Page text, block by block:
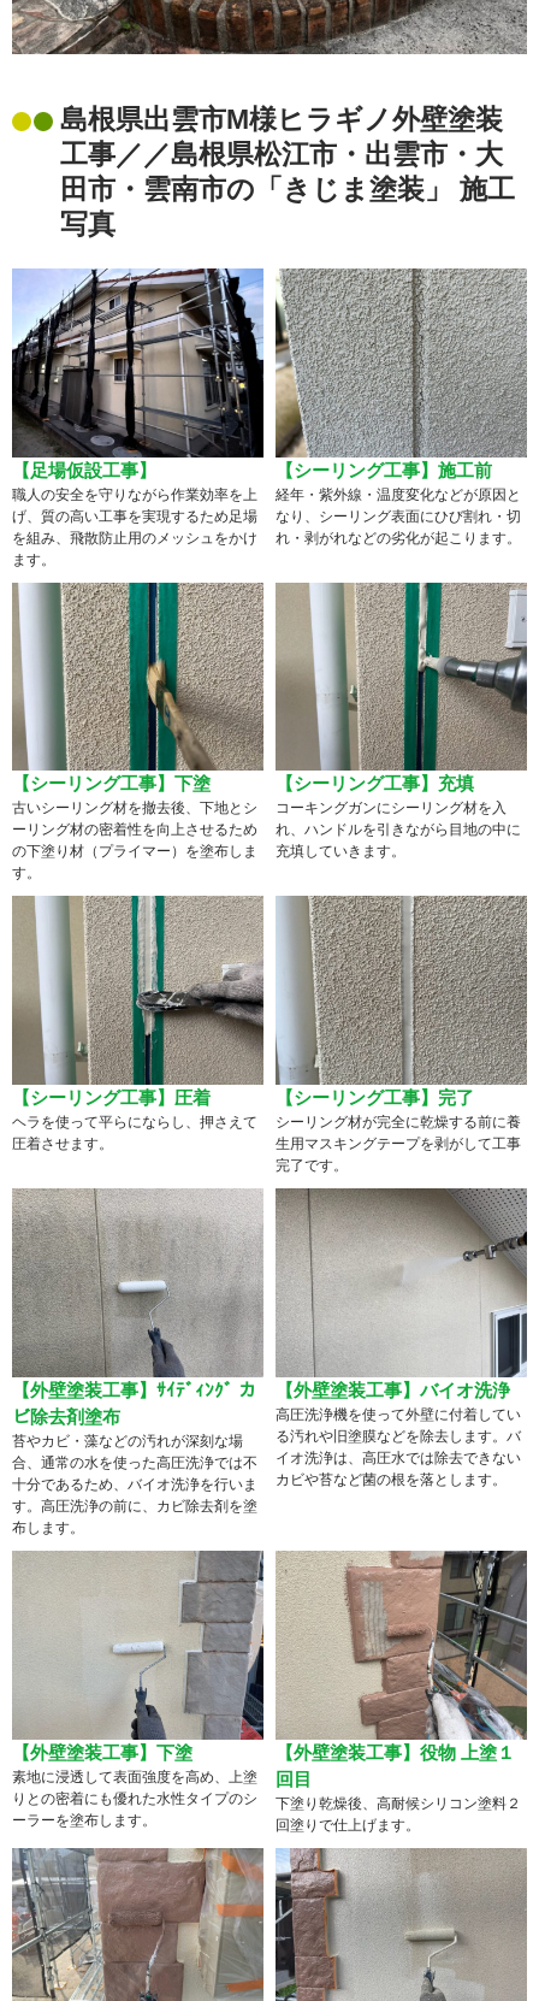
島根県出雲市M様ヒラギノ外壁塗装
工事／／島根県松江市・出雲市・大
田市・雲南市の「きじま塗装」 施工
写真
【足場仮設工事】
職人の安全を守りながら作業効率を上
げ、質の高い工事を実現するため足場
を組み、飛散防止用のメッシュをかけ
ます。
【シーリング工事】施工前
経年・紫外線・温度変化などが原因と
なり、シーリング表面にひび割れ・切
れ・剥がれなどの劣化が起こります。
【シーリング工事】下塗
古いシーリング材を撤去後、下地とシ
ーリング材の密着性を向上させるため
の下塗り材（プライマー）を塗布しま
す。
【シーリング工事】充填
コーキングガンにシーリング材を入
れ、ハンドルを引きながら目地の中に
充填していきます。
【シーリング工事】圧着
ヘラを使って平らにならし、押さえて
圧着させます。
【シーリング工事】完了
シーリング材が完全に乾燥する前に養
生用マスキングテープを剥がして工事
完了です。
【外壁塗装工事】ｻｲﾃﾞｨﾝｸﾞ カ
ビ除去剤塗布
苔やカビ・藻などの汚れが深刻な場
合、通常の水を使った高圧洗浄では不
十分であるため、バイオ洗浄を行いま
す。高圧洗浄の前に、カビ除去剤を塗
布します。
【外壁塗装工事】バイオ洗浄
高圧洗浄機を使って外壁に付着してい
る汚れや旧塗膜などを除去します。バ
イオ洗浄は、高圧水では除去できない
カビや苔など菌の根を落とします。
【外壁塗装工事】下塗
素地に浸透して表面強度を高め、上塗
りとの密着にも優れた水性タイプのシ
ーラーを塗布します。
【外壁塗装工事】役物 上塗１
回目
下塗り乾燥後、高耐候シリコン塗料２
回塗りで仕上げます。